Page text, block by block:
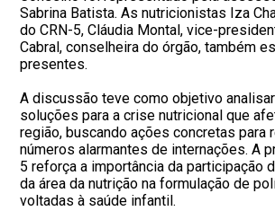
Sabrina Batista. As nutricionistas Iza
do CRN-5, Cláudia Montal, vice-
Cabral, conselheira do órgão, também
presentes.
A discussão teve como objetivo
soluções para a crise nutricional que
região, buscando ações concretas para
números alarmantes de internações. A
5 reforça a importância da participação
da área da nutrição na formulação de
voltadas à saúde infantil.